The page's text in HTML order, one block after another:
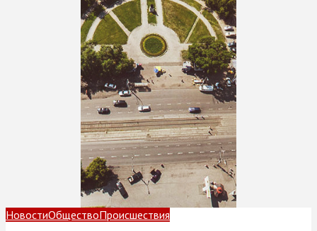
НовостиОбществоПроисшествия